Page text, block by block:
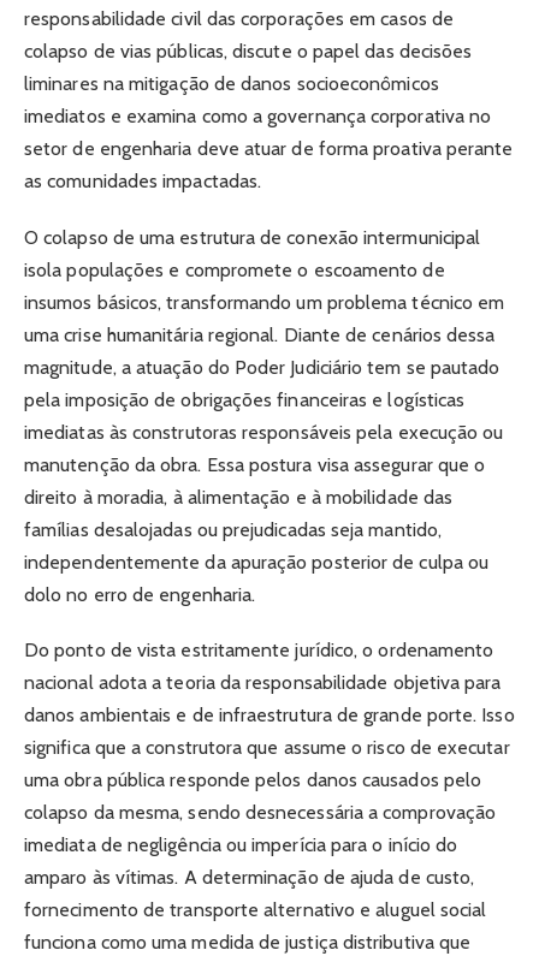
responsabilidade civil das corporações em casos de
colapso de vias públicas, discute o papel das decisões
liminares na mitigação de danos socioeconômicos
imediatos e examina como a governança corporativa no
setor de engenharia deve atuar de forma proativa perante
as comunidades impactadas.
O colapso de uma estrutura de conexão intermunicipal
isola populações e compromete o escoamento de
insumos básicos, transformando um problema técnico em
uma crise humanitária regional. Diante de cenários dessa
magnitude, a atuação do Poder Judiciário tem se pautado
pela imposição de obrigações financeiras e logísticas
imediatas às construtoras responsáveis pela execução ou
manutenção da obra. Essa postura visa assegurar que o
direito à moradia, à alimentação e à mobilidade das
famílias desalojadas ou prejudicadas seja mantido,
independentemente da apuração posterior de culpa ou
dolo no erro de engenharia.
Do ponto de vista estritamente jurídico, o ordenamento
nacional adota a teoria da responsabilidade objetiva para
danos ambientais e de infraestrutura de grande porte. Isso
significa que a construtora que assume o risco de executar
uma obra pública responde pelos danos causados pelo
colapso da mesma, sendo desnecessária a comprovação
imediata de negligência ou imperícia para o início do
amparo às vítimas. A determinação de ajuda de custo,
fornecimento de transporte alternativo e aluguel social
funciona como uma medida de justiça distributiva que